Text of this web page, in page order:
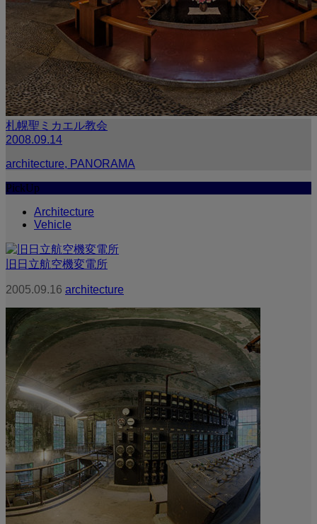
札幌聖ミカエル教会
2008.09.14
architecture, PANORAMA
PickUp
Architecture
Vehicle
旧日立航空機変電所
2005.09.16 architecture